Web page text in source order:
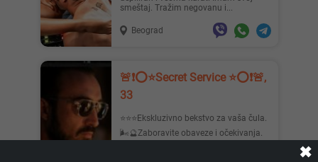
smeštaj. Tražim negovanu i...
Beograd
🚨❗️⭕️⭐️Secret Service ⭐️⭕️❗️🚨,
33
⭐️⭐️⭐️Ekskluzivno bekstvo za vaša čula.
🌬🔮Zaboravite obaveze i očekivanja.
✖